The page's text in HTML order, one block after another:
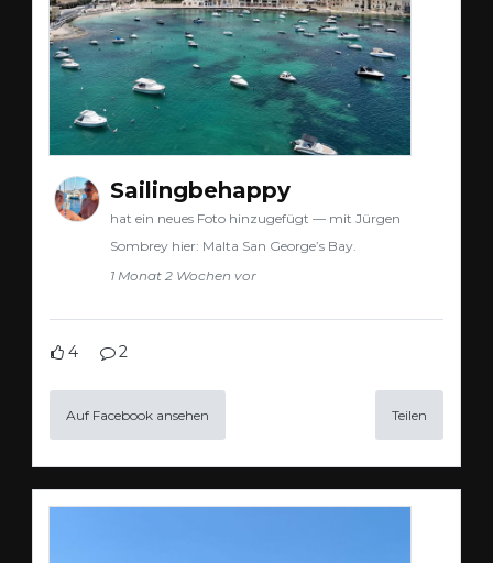
Sailingbehappy
hat ein neues Foto hinzugefügt — mit Jürgen
Sombrey hier: Malta San George’s Bay.
1 Monat 2 Wochen vor
4 2
Auf Facebook ansehen Teilen